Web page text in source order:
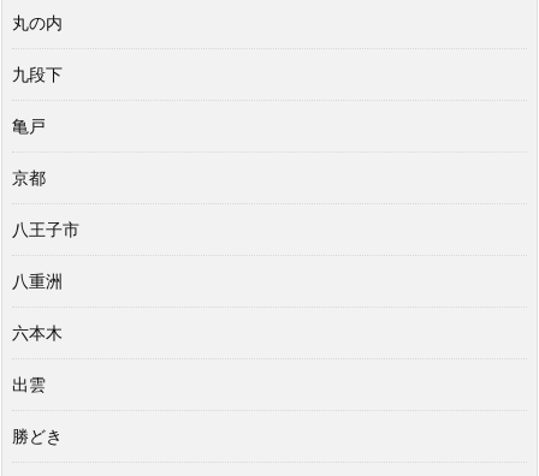
丸の内
九段下
亀戸
京都
八王子市
八重洲
六本木
出雲
勝どき